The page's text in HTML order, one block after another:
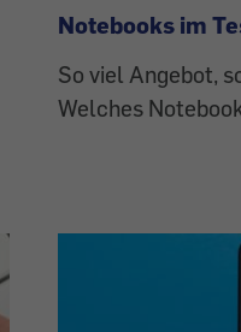
Notebooks im
So viel Angebot,
Welches